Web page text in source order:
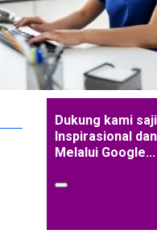
Dukung kami
Inspirasional
Melalui Google...